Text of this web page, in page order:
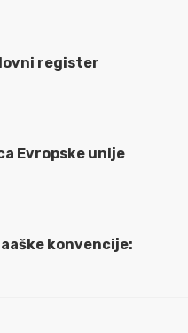
register
Evropske unije
konvencije: